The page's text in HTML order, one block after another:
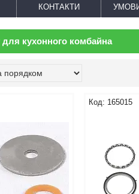
КОНТАКТИ УМОВИ
кухонного комбайна
165015